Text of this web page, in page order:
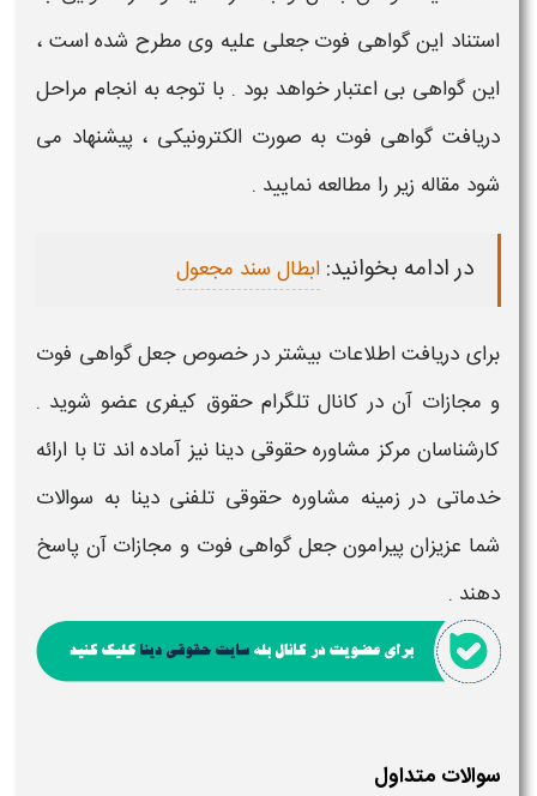
استناد اینگواهی فوت جعلی علیه وی مطرح شده است ،
این گواهی بی اعتبار خواهد بود . با توجه به انجام مراحل
دریافت گواهی فوت به صورت الکترونیکی ، پیشنهاد می
شود مقاله زیر را مطالعه نمایید .
در ادامه بخوانید: ابطال سند مجعول
برای دریافت اطلاعات بیشتر در خصوصجعل گواهی فوت
و مجازات آندر کانال تلگرام حقوق کیفری عضو شوید .
کارشناسان مرکز مشاوره حقوقی دینا نیز آماده اند تا با ارائه
خدماتی در زمینه مشاوره حقوقی تلفنی دینا به سوالات
شما عزیزان پیرامونجعل گواهی فوت و مجازات آن پاسخ
دهند .
سوالات متداول